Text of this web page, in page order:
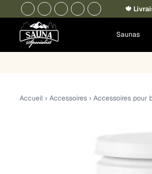
🍁
Saunas
Accueil › Accessoires › Accessoires pour